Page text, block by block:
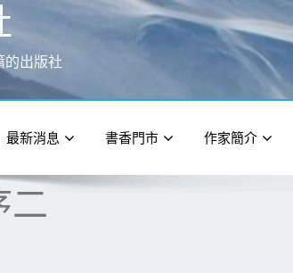
的出版社
最新消息 書香門市 作家簡介
二